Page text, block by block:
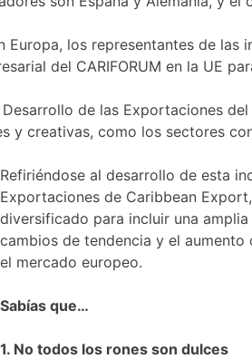
los representantes de
del CARIFORUM en la UE
de las Exportaciones
y creativas, como los sectores
Refiriéndose al desarrollo de esta
Exportaciones de Caribbean
diversificado para incluir una
cambios de tendencia y el aumento
el mercado europeo.
Sabías que…
1. No todos los rones son dulces